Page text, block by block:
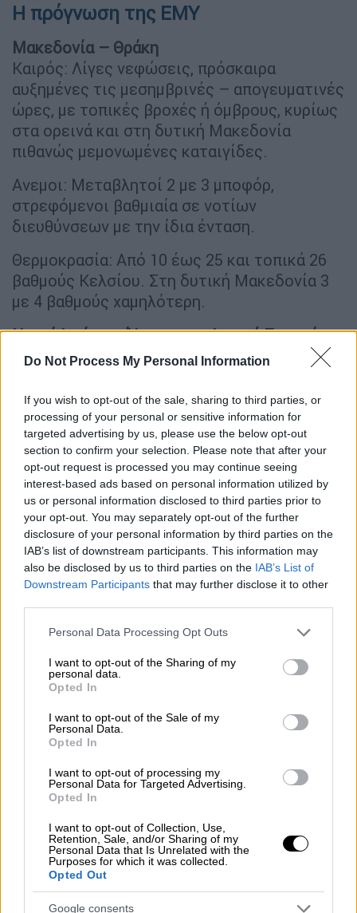
Do Not Process My Personal Information
If you wish to opt-out of the sale, sharing to third parties, or
processing of your personal or sensitive information for
targeted advertising by us, please use the below opt-out
section to confirm your selection. Please note that after your
opt-out request is processed you may continue seeing
interest-based ads based on personal information utilized by
us or personal information disclosed to third parties prior to
your opt-out. You may separately opt-out of the further
disclosure of your personal information by third parties on the
IAB’s list of downstream participants. This information may
also be disclosed by us to third parties on the IAB’s List of
Downstream Participants that may further disclose it to other
Please note that this website/app uses one or more Google
not limited to your visit or usage behaviour. You may click to
grant or deny consent to Google and its third-party tags to
use your data for below specified purposes in below Google
consent section.
Personal Data Processing Opt Outs
I want to opt-out of the Sharing of my
personal data.
Opted In
I want to opt-out of the Sale of my
Personal Data.
Opted In
I want to opt-out of processing my
Personal Data for Targeted Advertising.
Opted In
I want to opt-out of Collection, Use,
Retention, Sale, and/or Sharing of my
Personal Data that Is Unrelated with the
Purposes for which it was collected.
Opted Out
Google consents
Η πρόγνωση της ΕΜΥ
Μακεδονία – Θράκη
Καιρός: Λίγες νεφώσεις, πρόσκαιρα
αυξημένες τις μεσημβρινές – απογευματινές
ώρες, με τοπικές βροχές ή όμβρους, κυρίως
στα ορεινά και στη δυτική Μακεδονία
πιθανώς μεμονωμένες καταιγίδες.
Ανεμοι: Μεταβλητοί 2 με 3 μποφόρ,
στρεφόμενοι βαθμιαία σε νοτίων
διευθύνσεων με την ίδια ένταση.
Θερμοκρασία: Από 10 έως 25 και τοπικά 26
βαθμούς Κελσίου. Στη δυτική Μακεδονία 3
με 4 βαθμούς χαμηλότερη.
Νησιά Ιονίου – Ήπειρος – Δυτική Στερεά –
Δυτική Πελοπόννησος
πυκνές τις μεσημβρινές – απογευματινές
ώρες, με τοπικές βροχές ή όμβρους και
κυρίως στα βόρεια ορεινά πιθανώς
μεμονωμένες καταιγίδες.
Ανεμοι: Βόρειοι βορειοδυτικοί 3 με 4
μποφόρ, βαθμιαία μεταβλητοί με την ίδια
ένταση.
Θερμοκρασία: Από 13 έως 23 με 24 και
τοπικά 25 βαθμούς Κελσίου. Στο εσωτερικό
της Ηπείρου 3 με 4 βαθμούς χαμηλότερη.
Θεσσαλία – Ανατολική Στερεά – Εύβοια –
Ανατολική Πελοπόννησος
Καιρός: Γενικά αίθριος. Τις μεσημβρινές –
τόπους και κατά διαστήματα πιο πυκνές με
λίγες τοπικές βροχές ή όμβρους στα
ηπειρωτικά, και πιθανόν στα ορεινά
μεμονωμένες καταιγίδες.
Ανεμοι: Βόρειοι βορειοδυτικοί 3 με 4
μποφόρ, στρεφόμενοι βαθμιαία σε νοτίων
διευθύνσεων με την ίδια ένταση.
Θερμοκρασία: Από 14 έως 25 με 26 και